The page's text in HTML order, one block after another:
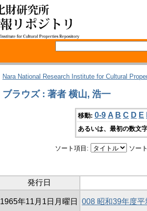
Nara National Research Institute for Cultural
ブラウズ : 著者 横山, 浩一
移動: 0-9 A B C D E
あるいは、最初の数文
ソート項目: ソー
発行日
1965年11月1日月曜日 008 昭和39年度